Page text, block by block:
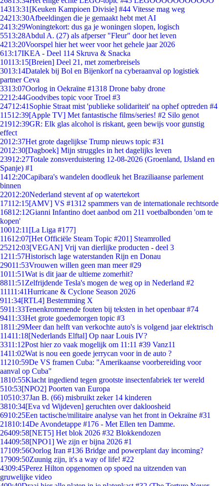
14313:31 [Keuken Kampioen Divisie] #44 Vitesse mag weg
24213:30Afbeeldingen die je gemaakt hebt met AI
2413:29Woningtekort: dus ga je woningen slopen, logisch
5513:28Abdul A. (27) als afperser "Fleur" door het leven
4213:20Voorspel hier het weer voor het gehele jaar 2026
613:17IKEA - Deel 114 Skruva & Snacka
10113:15[Breien] Deel 21, met zomerbreisels
3013:14Datalek bij Bol en Bijenkorf na cyberaanval op logistiek
partner Ceva
3313:07Oorlog in Oekraïne #1318 Drone baby drone
2212:44Goodvibes topic voor Troel #3
24712:41 Sophie Straat mist 'publieke solidariteit' na ophef optreden #4
11512:39[Apple TV] Met fantastische films/series! #2 Silo genot
21912:39GR: Elk glas alcohol is riskant, geen bewijs voor gunstig
effect
2012:37Het grote dagelijkse Trump nieuws topic #31
2012:30[Dagboek] Mijn struggles in het dagelijks leven
23912:27Totale zonsverduistering 12-08-2026 (Groenland, IJsland en
Spanje) #1
1412:20Capibara's wandelen doodleuk het Braziliaanse parlement
binnen
22012:20Nederland stevent af op watertekort
17112:15[AMV] VS #1312 spammers van de internationale rechtsorde
16812:12Gianni Infantino doet aanbod om 211 voetbalbonden 'om te
kopen'
10012:11 [La Liga #177]
11612:07[Het Officiële Steam Topic #201] Steamrolled
25212:03[VEGAN] Vrij van dierlijke producten - deel 3
1211:57Historisch lage waterstanden Rijn en Donau
29011:53Vrouwen willen geen man meer #29
1011:51Wat is dit jaar de ultieme zomerhit?
8811:51 Zelfrijdende Tesla's mogen de weg op in Nederland #2
11111:41Hurricane & Cyclone Season 2026
911:34[RTL4] Bestemming X
5911:33Tenenkrommende fouten bij teksten in het openbaar #74
9411:33Het grote goedemorgen topic #3
1811:29Meer dan helft van verkochte auto's is volgend jaar elektrisch
11411:18[Nederlands Elftal] Op naar Louis IV?
3311:12Post hier zo vaak mogelijk om 11:11 #39 Vanz11
1411:02Wat is nou een goede jerrycan voor in de auto ?
11210:59De VS framen Cuba: "Amerikaanse voorbereiding voor
aanval op Cuba"
1810:55Klacht ingediend tegen grootste insectenfabriek ter wereld
510:53[NPO2] Poorten van Europa
10510:37Jan B. (66) misbruikt zeker 14 kinderen
3810:34[Eva vd Wijdeven] geruchten over dakloosheid
6910:25Een tactische/militaire analyse van het front in Oekraïne #31
21810:14De Avondetappe #176 - Met Ellen ten Damme.
26409:58[NET5] Het blok 2026 #32 Blokkendozen
14409:58[NPO1] We zijn er bijna 2026 #1
17109:56Oorlog Iran #136 Bridge and powerplant day incoming?
17909:50Zuunig zijn, it's a way of life! #22
4309:45Perez Hilton opgenomen op spoed na uitzenden van
gruwelijke video